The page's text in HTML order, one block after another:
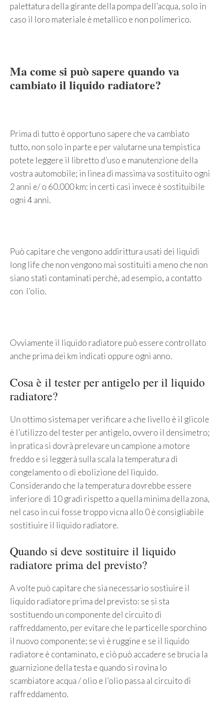
palettatura della girante della pompa dell’acqua, solo in
caso il loro materiale è metallico e non polimerico.
Ma come si può sapere quando va
cambiato il liquido radiatore?
Prima di tutto è opportuno sapere che va cambiato
tutto, non solo in parte e per valutarne una tempistica
potete leggere il libretto d’uso e manutenzione della
vostra automobile; in linea di massima va sostituito ogni
2 anni e/ o 60.000 km: in certi casi invece è sostituibile
ogni 4 anni.
Può capitare che vengono addirittura usati dei liquidi
long life che non vengono mai sostituiti a meno che non
siano stati contaminati perchè, ad esempio, a contatto
con l’olio.
Ovviamente il liquido radiatore può essere controllato
anche prima dei km indicati oppure ogni anno.
Cosa è il tester per antigelo per il liquido
radiatore?
Un ottimo sistema per verificare a che livello è il glicole
è l’utilizzo del tester per antigelo, ovvero il densimetro;
in pratica si dovrà prelevare un campione a motore
freddo e si leggerà sulla scala la temperatura di
congelamento o di ebolizione del liquido.
Considerando che la temperatura dovrebbe essere
inferiore di 10 gradi rispetto a quella minima della zona,
nel caso in cui fosse troppo vicna allo 0 è consigliabile
sostitiuire il liquido radiatore.
Quando si deve sostituire il liquido
radiatore prima del previsto?
A volte può capitare che sia necessario sostiuire il
liquido radiatore prima del previsto: se si sta
sostituendo un componente del circuito di
raffreddamento, per evitare che le particelle sporchino
il nuovo componente; se vi è ruggine e se il liquido
radiatore è contaminato, e ciò può accadere se brucia la
guarnizione della testa e quando si rovina lo
scambiatore acqua / olio e l’olio passa al circuito di
raffreddamento.